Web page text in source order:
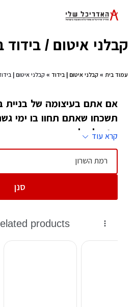
קבלני איטום /
עמוד בית » קבלני איטום | בידוד » קבלני איטום |
אם אתם בעיצומה של בניית
תשכחו שאתם תחוו בו ימי
מנת לא להיות מושפעים ממזג
והשפעותיו, איטום ובידוד
האנשים שיביאו לכם את
הביתה
כיצד גג הופך דולף, מים
, והורסים את החפצים שלנו.
חרד מכך, כל מי שעובר לבית
קרא עוד
רמת השרון
סנן